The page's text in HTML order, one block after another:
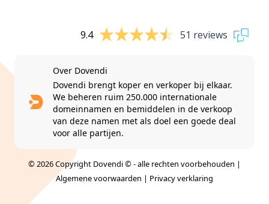
9.4 51 reviews
Over Dovendi
Dovendi brengt koper en verkoper bij elkaar.
We beheren ruim 250.000 internationale
domeinnamen en bemiddelen in de verkoop
van deze namen met als doel een goede deal
voor alle partijen.
© 2026 Copyright Dovendi © - alle rechten voorbehouden |
Algemene voorwaarden | Privacy verklaring